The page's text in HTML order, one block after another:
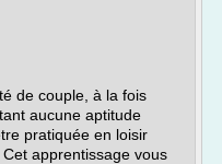
de couple, à la fois
aucune aptitude
pratiquée en loisir
apprentissage vous